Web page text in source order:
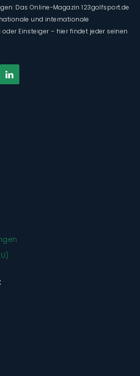
Das Online-Magazin 123golfsport.de
und internationale
Einsteiger – hier findet jeder seinen